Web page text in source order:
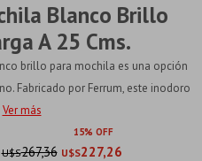
Blanco Brillo
A 25 Cms.
brillo para mochila es una opción
Fabricado por Ferrum, este inodoro
Ver más
15
U$S227,26
U$S267,36